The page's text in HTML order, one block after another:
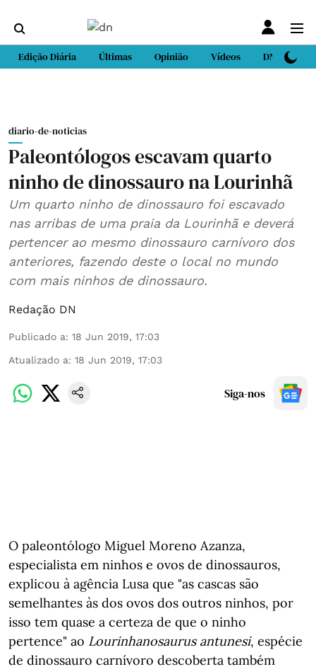
Edição Diária Últimas Opinião Vídeos DN Sport
diario-de-noticias
Paleontólogos escavam quarto
ninho de dinossauro na Lourinhã
Um quarto ninho de dinossauro foi escavado
nas arribas de uma praia da Lourinhã e deverá
pertencer ao mesmo dinossauro carnívoro dos
anteriores, fazendo deste o local no mundo
com mais ninhos de dinossauro.
Redação DN
Publicado a: 18 Jun 2019, 17:03
Atualizado a: 18 Jun 2019, 17:03
Siga-nos
O paleontólogo Miguel Moreno Azanza,
especialista em ninhos e ovos de dinossauros,
explicou à agência Lusa que "as cascas são
semelhantes às dos ovos dos outros ninhos, por
isso tem quase a certeza de que o ninho
pertence" ao Lourinhanosaurus antunesi, espécie
de dinossauro carnívoro descoberta também